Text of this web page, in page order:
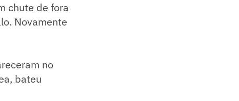
chute de fora
Novamente
no
bateu